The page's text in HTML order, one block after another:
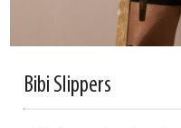
Bibi Slippers